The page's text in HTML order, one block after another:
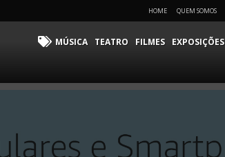
HOME QUEM SOMOS
MÚSICA TEATRO FILMES EXPOSIÇÕES